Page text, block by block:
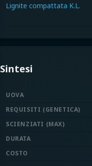
Lignite compattata K.L.
Sintesi
UOVA
REQUISITI (GENETICA)
SCIENZIATI (MAX)
DURATA
COSTO